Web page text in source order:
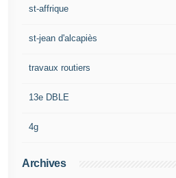
st-affrique
st-jean d'alcapiès
travaux routiers
13e DBLE
4g
Archives